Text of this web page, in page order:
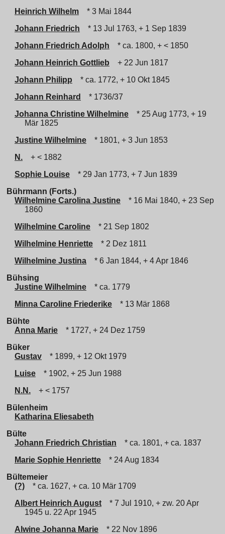
Heinrich Wilhelm
* 3 Mai 1844
Johann Friedrich
* 13 Jul 1763, + 1 Sep 1839
Johann Friedrich Adolph
* ca. 1800, + < 1850
Johann Heinrich Gottlieb
+ 22 Jun 1817
Johann Philipp
* ca. 1772, + 10 Okt 1845
Johann Reinhard
* 1736/37
Johanna Christine Wilhelmine
* 25 Aug 1773, + 19
Mär 1825
Justine Wilhelmine
* 1801, + 3 Jun 1853
N.
+ < 1882
Sophie Louise
* 29 Jan 1773, + 7 Jun 1839
Bührmann (Forts.)
Wilhelmine Carolina Justine
* 16 Mai 1840, + 23 Sep
1860
Wilhelmine Caroline
* 21 Sep 1802
Wilhelmine Henriette
* 2 Dez 1811
Wilhelmine Justina
* 6 Jan 1844, + 4 Apr 1846
Bühsing
Justine Wilhelmine
* ca. 1779
Minna Caroline Friederike
* 13 Mär 1868
Bühte
Anna Marie
* 1727, + 24 Dez 1759
Büker
Gustav
* 1899, + 12 Okt 1979
Luise
* 1902, + 25 Jun 1988
N.N.
+ < 1757
Bülenheim
Katharina Eliesabeth
Bülte
Johann Friedrich Christian
* ca. 1801, + ca. 1837
Marie Sophie Henriette
* 24 Aug 1834
Bültemeier
(?)
* ca. 1627, + ca. 10 Mär 1709
Albert Heinrich August
* 7 Jul 1910, + zw. 20 Apr
1945 u. 22 Apr 1945
Alwine Johanna Marie
* 22 Nov 1896